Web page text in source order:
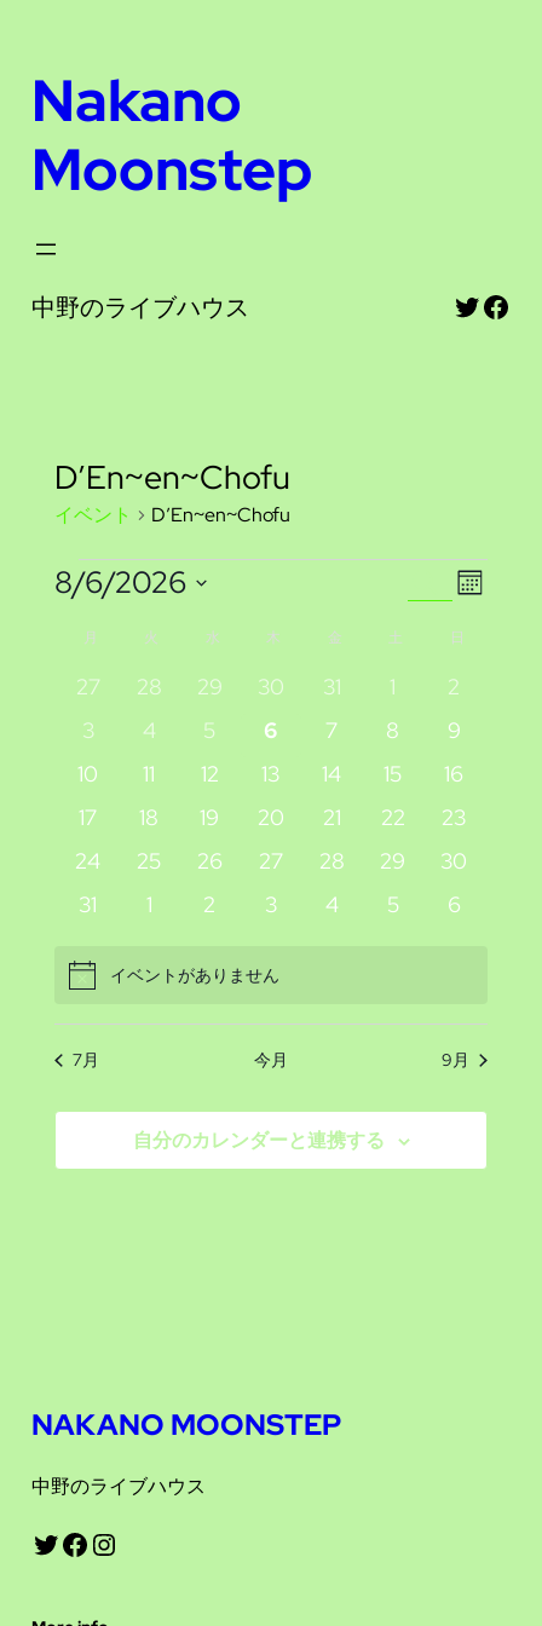
Nakano
Moonstep
中野のライブハウス Twitter
D’En~en~Chofu
イベント D’En~en~Chofu
イ
ベ
ン
ト
イ
ン
ト
を
検
索
ナ
ビ
ゲ
索
イ
ベ
ン
ト
ビ
ュ
ー
ナ
ゲ
ー
シ
カ
ン
ダ
表
示
8/6/2026
を
択
イ
ベ
ン
ト
の
カ
レ
ン
ダ
ー
月 火 水 木 金 土 日
0
イ
ン
ト
27
0
イ
ン
ト
28
0
イ
ン
ト
29
0
イ
ン
ト
30
0
イ
ン
ト
31
0
イ
ン
ト
1
0
イ
ン
ト
2
0
イ
ン
ト
3
0
イ
ン
ト
4
0
イ
ン
ト
5
0
イ
ン
ト
6
0
イ
ン
ト
7
0
イ
ン
ト
8
0
イ
ン
ト
9
0
イ
ン
ト
10
0
イ
ン
ト
11
0
イ
ン
ト
12
0
イ
ン
ト
13
0
イ
ン
ト
14
0
イ
ン
ト
15
0
イ
ン
ト
16
0
イ
ン
17
0
イ
ン
18
0
イ
ン
19
0
イ
ン
20
0
イ
ン
21
0
イ
ン
22
0
イ
ン
23
0
イ
ン
ト
24
0
イ
ト
25
0
イ
ト
26
0
イ
ト
27
0
イ
28
0
イ
29
0
イ
30
0
ベ
ト
31
0
ベ
ト
1
0
ベ
ト
2
0
ベ
ト
3
0
ト
4
0
ト
5
0
ト
6
Noticeイベントがありません
7月 今月 9月
自分のカレンダーと連携する
NAKANO MOONSTEP
中野のライブハウス
Twitter Facebook Instagram